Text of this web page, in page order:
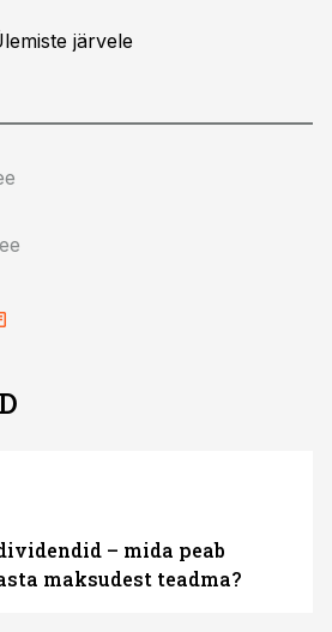
järvele
– mida peab
maksudest teadma?